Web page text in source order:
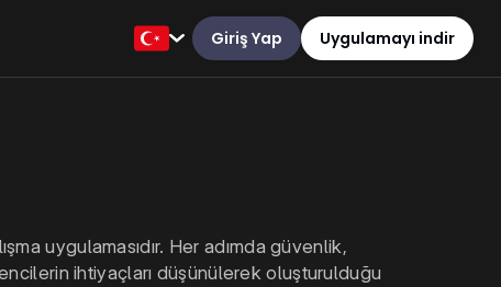
Giriş Yap Uygulamayı indir
uygulamasıdır. Her adımda güvenlik,
ihtiyaçları düşünülerek oluşturulduğu